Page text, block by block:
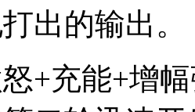
出的输出。
+充能+增